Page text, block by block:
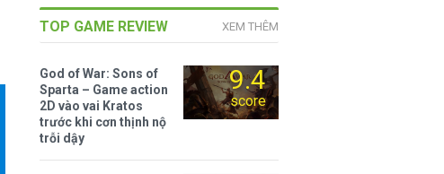
TOP GAME REVIEW XEM THÊM
9.4
score
God of War: Sons of
Sparta – Game action
2D vào vai Kratos
trước khi cơn thịnh nộ
trỗi dậy